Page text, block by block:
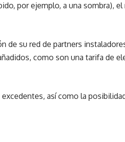
por ejemplo, a una sombra), el
de su red de partners
como son una tarifa de
así como la